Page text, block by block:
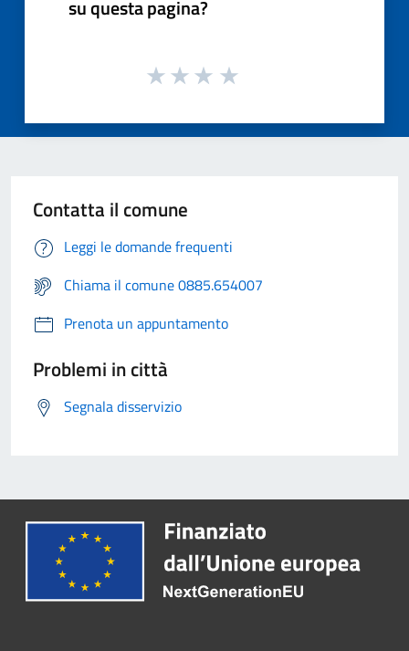
su questa pagina?
Contatta il comune
Leggi le domande frequenti
Chiama il comune 0885.654007
Prenota un appuntamento
Problemi in città
Segnala disservizio